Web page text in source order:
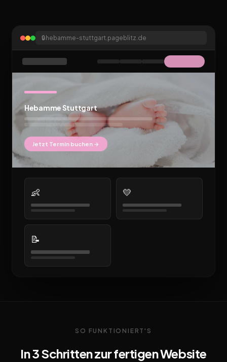
🔒 hebamme-stuttgart.pageblitz.de
Hebamme Stuttgart
Jetzt Termin buchen →
👶 💛
📝
SO FUNKTIONIERT'S
In 3 Schritten zur fertigen Website